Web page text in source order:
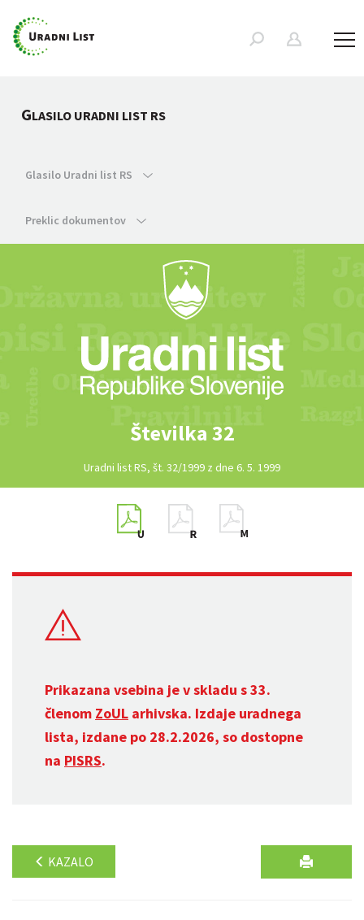
GLASILO URADNI LIST RS
Glasilo Uradni list RS
Preklic dokumentov
Številka 32
Uradni list RS, št. 32/1999 z dne 6. 5. 1999
Prikazana vsebina je v skladu s 33.
členom ZoUL arhivska. Izdaje uradnega
lista, izdane po 28.2.2026, so dostopne
na PISRS.
KAZALO